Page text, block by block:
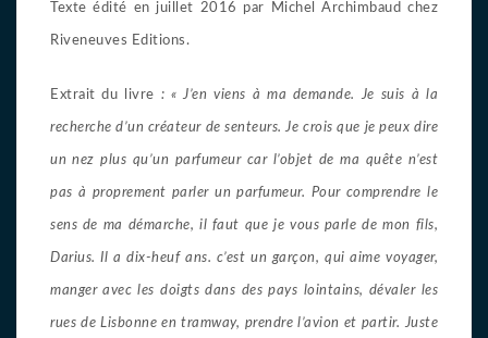
Texte édité en juillet 2016 par Michel Archimbaud chez
Riveneuves Editions.
Extrait du livre : « J’en viens à ma demande. Je suis à la
recherche d’un créateur de senteurs. Je crois que je peux dire
un nez plus qu’un parfumeur car l’objet de ma quête n’est
pas à proprement parler un parfumeur. Pour comprendre le
sens de ma démarche, il faut que je vous parle de mon fils,
Darius. Il a dix-heuf ans. c’est un garçon, qui aime voyager,
manger avec les doigts dans des pays lointains, dévaler les
rues de Lisbonne en tramway, prendre l’avion et partir. Juste